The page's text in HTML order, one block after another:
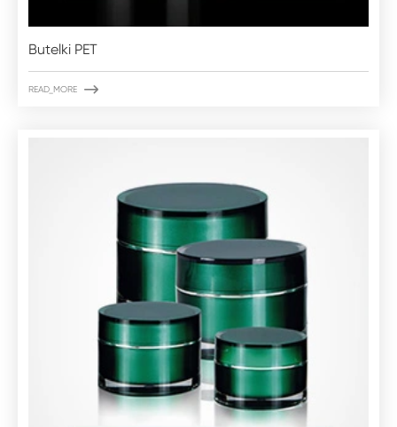
Butelki PET
READ_MORE 